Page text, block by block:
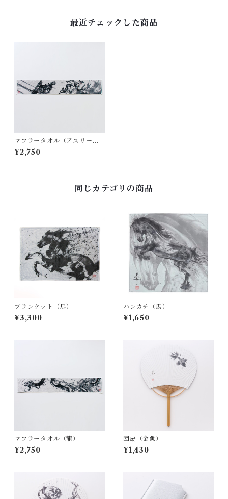
最近チェックした商品
マフラータオル（アスリー
ト）
¥2,750
同じカテゴリの商品
ブランケット（馬）
¥3,300
ハンカチ（馬）
¥1,650
マフラータオル（龍）
¥2,750
団扇（金魚）
¥1,430